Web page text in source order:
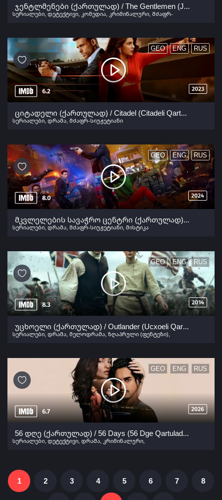
ჯენტლმენები (ქართულად) / The Gentlemen (Jentlmenebi Qartulad) ქართულად 2024
სერიალები დეტექტივი კომედია კრიმინალური მძაფრ-
სიუჟეტიანი
6.2 2023
GEO ENG RUS
ციტადელი (ქართულად) / Citadel (Citadeli Qartulad) ქართულად 2023
სერიალები დრამა მძაფრ-სიუჟეტიანი
8.0 2024
GEO ENG RUS
მკვლელების სავაჭრო ცენტრი (ქართულად) / A Shop for Killers (Mkvlelebis Savachro Centri Qartulad) ქართულად 2024
სერიალები, დრამა მძაფრ-სიუჟეტიანი მისტიკა
8.3 2014
GEO ENG RUS
უცხოელი (ქართულად) / Outlander (Ucxoeli Qartulad) ქართულად 2014
სერიალები, დრამა მელოდრამა ზღაპრული (ფენტეზი)
რომანტიკული
6.7 2026
GEO ENG RUS
56 დღე (ქართულად) / 56 Days (56 Dge Qartulad) ქართულად 2026
სერიალები ,დეტექტივი დრამა კრიმინალური
მელოდრამა , რომანტიკული მისტიკა
1 2 3 4 5 6 7 8